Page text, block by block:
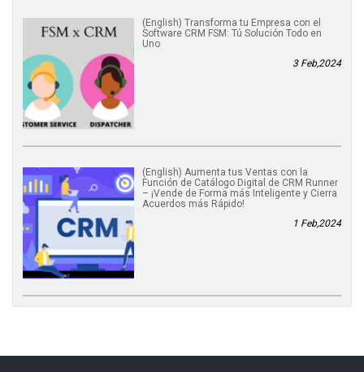
(English) Transforma tu Empresa con el
Software CRM FSM: Tú Solución Todo en
Uno
3 Feb,2024
(English) Aumenta tus Ventas con la
Función de Catálogo Digital de CRM Runner
– ¡Vende de Forma más Inteligente y Cierra
Acuerdos más Rápido!
1 Feb,2024